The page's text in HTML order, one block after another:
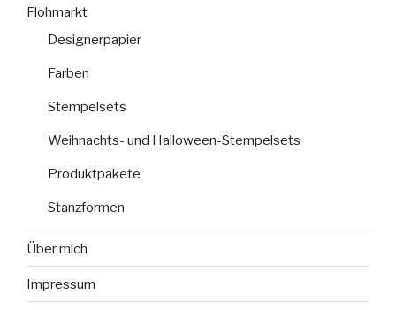
Flohmarkt
Designerpapier
Farben
Stempelsets
Weihnachts- und Halloween-Stempelsets
Produktpakete
Stanzformen
Über mich
Impressum